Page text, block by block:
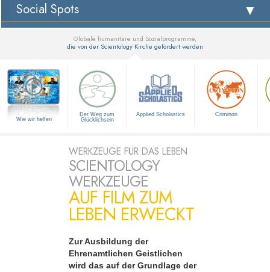
Social Spots
Globale humanitäre und Sozialprogramme,
die von der Scientology Kirche gefördert werden
Wie wir helfen
Der Weg zum
Glücklichsein
Applied Scholastics Criminon
WERKZEUGE FÜR DAS LEBEN
SCIENTOLOGY
WERKZEUGE
AUF FILM ZUM
LEBEN ERWECKT
Zur Ausbildung der
Ehrenamtlichen Geistlichen
wird das auf der Grundlage der